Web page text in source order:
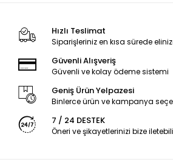
Hızlı Teslimat
Siparişleriniz en kısa sürede
Güvenli Alışveriş
Güvenli ve kolay ödeme sistemi
Geniş Ürün Yelpazesi
Binlerce ürün ve kampanya
7 / 24 DESTEK
Öneri ve şikayetlerinizi bize